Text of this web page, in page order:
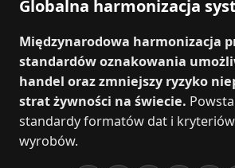
Globalna harmonizacja
Międzynarodowa harmonizacja
standardów oznakowania
handel oraz zmniejszy ryzyko
strat żywności na świecie.
standardy formatów dat i kryteriów
wyrobów.